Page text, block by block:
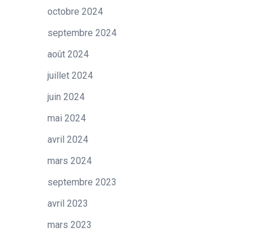
octobre 2024
septembre 2024
août 2024
juillet 2024
juin 2024
mai 2024
avril 2024
mars 2024
septembre 2023
avril 2023
mars 2023